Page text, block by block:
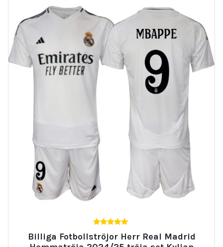
av 5
Billiga Fotbollströjor Herr Real Madrid